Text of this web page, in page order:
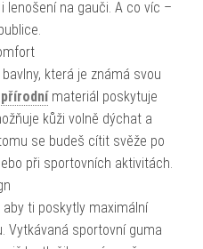
lenošení na gauči. A co víc –
která je známá svou
přírodnímateriál poskytuje
kůži volně dýchat a
se budeš cítit svěže po
při sportovních aktivitách.
ti poskytly maximální
Vytkávaná sportovní guma